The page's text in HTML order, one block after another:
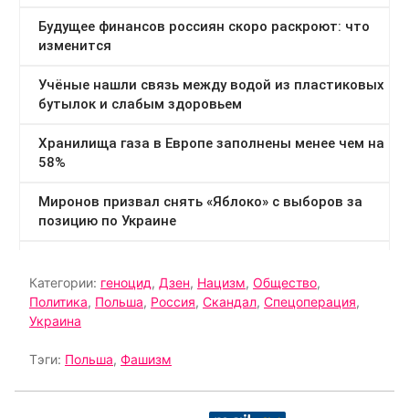
Категории: геноцид, Дзен, Нацизм, Общество,
Политика, Польша, Россия, Скандал, Спецоперация,
Украина
Тэги: Польша, Фашизм